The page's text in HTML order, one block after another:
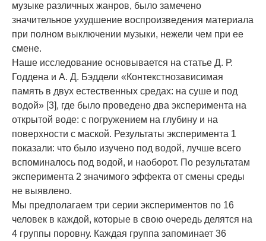
музыке различных жанров, было замечено
значительное ухудшение воспроизведения материала
при полном выключении музыки, нежели чем при ее
смене.
Наше исследование основывается на статье Д. Р.
Годдена и А. Д. Бэддели «Контекстнозависимая
память в двух естественных средах: на суше и под
водой» [3], где было проведено два эксперимента на
открытой воде: с погружением на глубину и на
поверхности с маской. Результаты эксперимента 1
показали: что было изучено под водой, лучше всего
вспоминалось под водой, и наоборот. По результатам
эксперимента 2 значимого эффекта от смены среды
не выявлено.
Мы предполагаем три серии экспериментов по 16
человек в каждой, которые в свою очередь делятся на
4 группы поровну. Каждая группа запоминает 36